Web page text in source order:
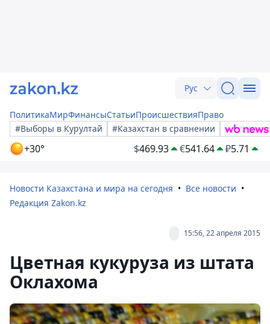
Рус
ПолитикаМирФинансыСтатьиПроисшествияПраво
#Выборы в Курултай
#Казахстан в сравнении
+30° $469.93 €541.64 ₽5.71
Новости Казахстана и мира на сегодня
Все новости
Редакция Zakon.kz
15:56, 22 апреля 2015
Цветная кукуруза из штата
Оклахома